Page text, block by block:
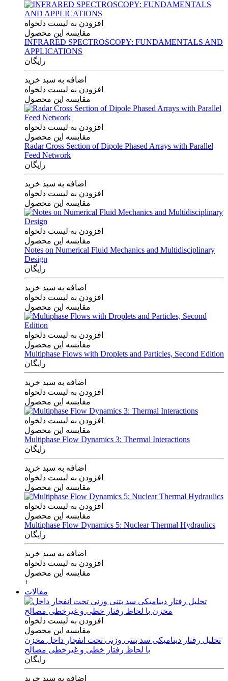
افزودن به لیست دلخواه
مقایسه این محصول
INFRARED SPECTROSCOPY: FUNDAMENTALS AND
APPLICATIONS
رایگان
اضافه به سبد خرید
افزودن به لیست دلخواه
مقایسه این محصول
افزودن به لیست دلخواه
مقایسه این محصول
Radar Cross Section of Dipole Phased Arrays with Parallel
Feed Network
رایگان
اضافه به سبد خرید
افزودن به لیست دلخواه
مقایسه این محصول
افزودن به لیست دلخواه
مقایسه این محصول
Notes on Numerical Fluid Mechanics and Multidisciplinary
Design
رایگان
اضافه به سبد خرید
افزودن به لیست دلخواه
مقایسه این محصول
افزودن به لیست دلخواه
مقایسه این محصول
Multiphase Flows with Droplets and Particles, Second Edition
رایگان
اضافه به سبد خرید
افزودن به لیست دلخواه
مقایسه این محصول
افزودن به لیست دلخواه
مقایسه این محصول
Multiphase Flow Dynamics 3: Thermal Interactions
رایگان
اضافه به سبد خرید
افزودن به لیست دلخواه
مقایسه این محصول
افزودن به لیست دلخواه
مقایسه این محصول
Multiphase Flow Dynamics 5: Nuclear Thermal Hydraulics
رایگان
اضافه به سبد خرید
افزودن به لیست دلخواه
مقایسه این محصول
+
مقالات
افزودن به لیست دلخواه
مقایسه این محصول
تحلیل رفتار دینامیکی سد بتنی وزنی تحت انفجار داخل مخزن
با لحاظ رفتار خطی و غیرخطی مصالح
رایگان
اضافه به سبد خرید